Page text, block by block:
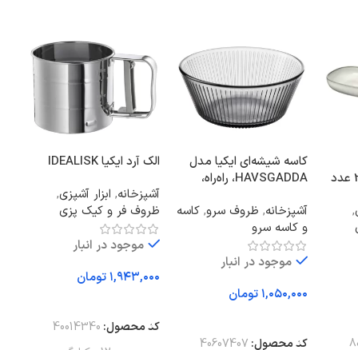
,
کاسه شیشه‌ای ایکیا مدل
HAVSGADDA، راه‌راه،
سانتی‌متر
آشپزخانه, ظروف سرو,کاسه
و کاسه سرو
موجود در انبار
تومان
کد محصول: 40607407
الک آرد ایکیا IDEALISK
آشپزخانه, ابزار آشپزی,
ظروف فر و کیک پزی
موجود در انبار
تومان
کد محصول: 40014340